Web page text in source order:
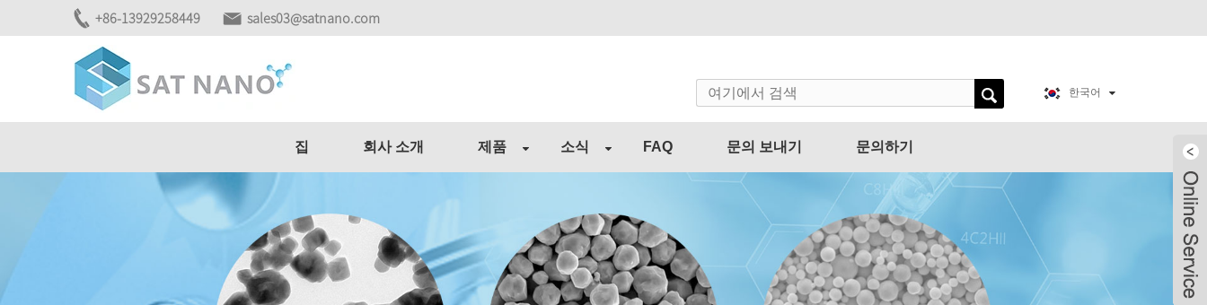
+86-13929258449 sales03@satnano.com
한국어
집 회사 소개 제품 소식 FAQ 문의 보내기 문의하기